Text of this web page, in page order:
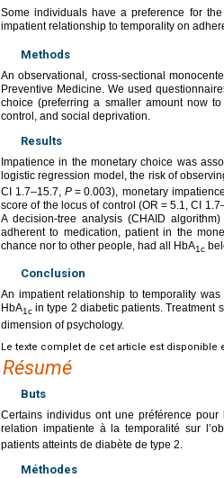
Some individuals have a preference for
impatient relationship to temporality on
Methods
An observational, cross-sectional
Preventive Medicine. We used
choice (preferring a smaller amount now
control, and social deprivation.
Results
Impatience in the monetary choice was
logistic regression model, the risk of
CI 1.7–15.7,P = 0.003), monetary
score of the locus of control (OR = 5.1, CI
A decision-tree analysis (CHAID
adherent to medication, patient in the
chance nor to other people, had all HbA1c
Conclusion
An impatient relationship to temporality
HbA1c in type 2 diabetic patients. Treatment
dimension of psychology.
Le texte complet de cet article est disponible
Résumé
Buts
Certains individus ont une préférence
relation impatiente à la temporalité sur
patients atteints de diabète de type 2.
Méthodes